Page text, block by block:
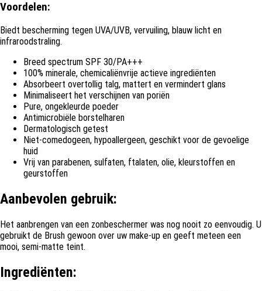
Voordelen:
Biedt bescherming tegen UVA/UVB, vervuiling, blauw licht en
infraroodstraling.
Breed spectrum SPF 30/PA+++
100% minerale, chemicaliënvrije actieve ingrediënten
Absorbeert overtollig talg, mattert en vermindert glans
Minimaliseert het verschijnen van poriën
Pure, ongekleurde poeder
Antimicrobiële borstelharen
Dermatologisch getest
Niet-comedogeen, hypoallergeen, geschikt voor de gevoelige
huid
Vrij van parabenen, sulfaten, ftalaten, olie, kleurstoffen en
geurstoffen
Aanbevolen gebruik:
Het aanbrengen van een zonbeschermer was nog nooit zo eenvoudig. U
gebruikt de Brush gewoon over uw make-up en geeft meteen een
mooi, semi-matte teint.
Ingrediënten: